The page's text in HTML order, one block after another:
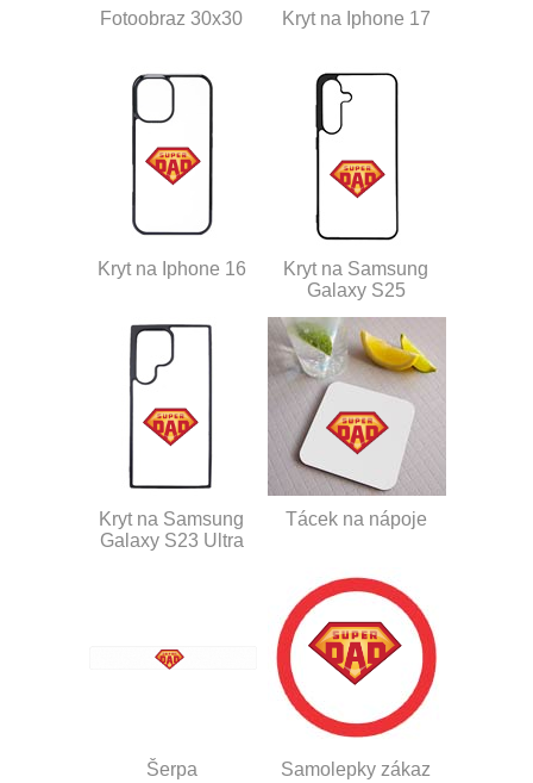
Fotoobraz 30x30 Kryt na Iphone 17
Kryt na Iphone 16
Kryt na Samsung
Galaxy S25
Kryt na Samsung
Galaxy S23 Ultra
Tácek na nápoje
Šerpa Samolepky zákaz